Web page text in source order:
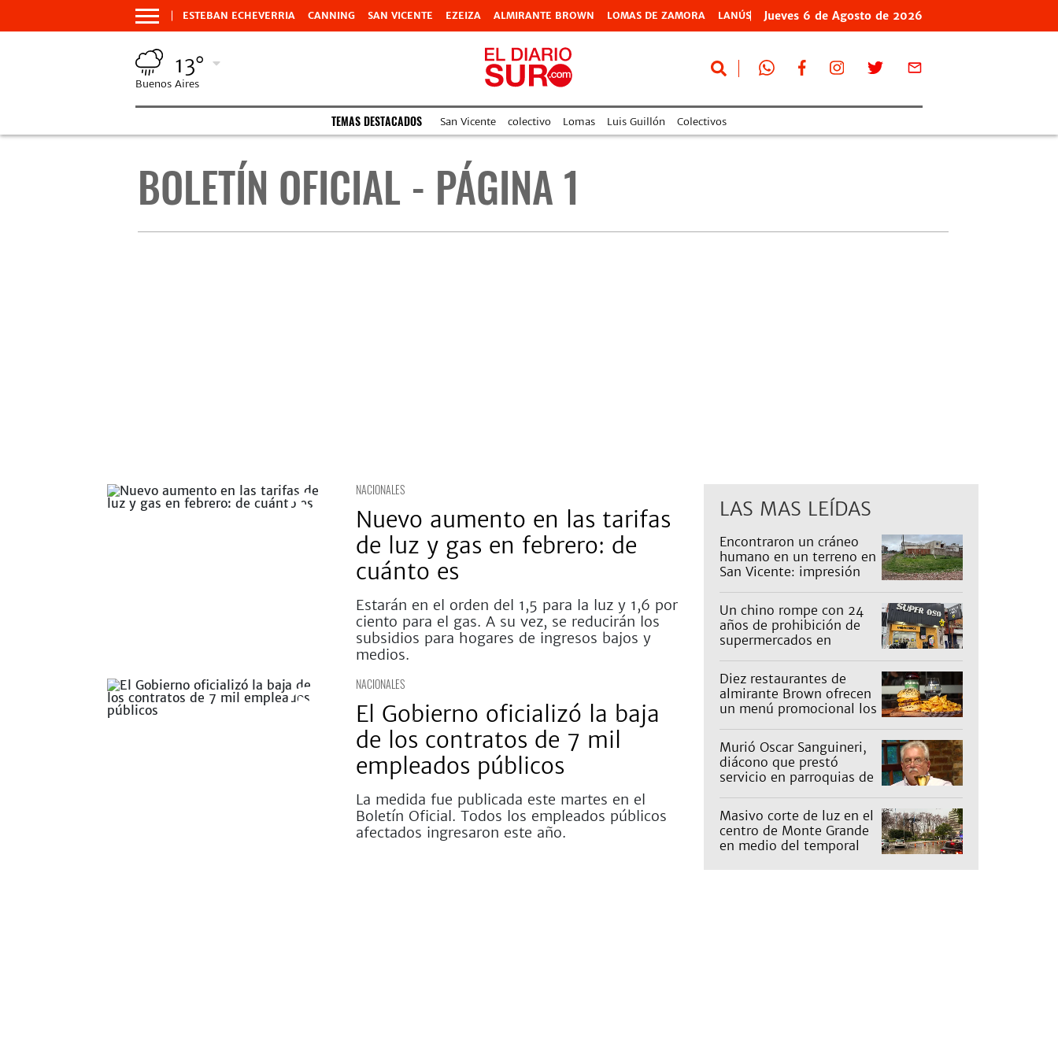
ESTEBAN ECHEVERRIA CANNING SAN VICENTE EZEIZA ALMIRANTE BROWN LOMAS DE ZAMORA LANÚS Jueves 6 de Agosto de 2026
13°
Buenos Aires
TEMAS DESTACADOS San Vicente colectivo Lomas Luis Guillón Colectivos
BOLETÍN OFICIAL - PÁGINA 1
NACIONALES
Nuevo aumento en las tarifas
de luz y gas en febrero: de
cuánto es
Estarán en el orden del 1,5 para la luz y 1,6 por
ciento para el gas. A su vez, se reducirán los
subsidios para hogares de ingresos bajos y
medios.
NACIONALES
El Gobierno oficializó la baja
de los contratos de 7 mil
empleados públicos
La medida fue publicada este martes en el
Boletín Oficial. Todos los empleados públicos
afectados ingresaron este año.
LAS MAS LEÍDAS
Encontraron un cráneo
humano en un terreno en
San Vicente: impresión
Un chino rompe con 24
años de prohibición de
supermercados en
Diez restaurantes de
almirante Brown ofrecen
un menú promocional los
qué precios tienen
Murió Oscar Sanguineri,
diácono que prestó
servicio en parroquias de
Masivo corte de luz en el
centro de Monte Grande
en medio del temporal